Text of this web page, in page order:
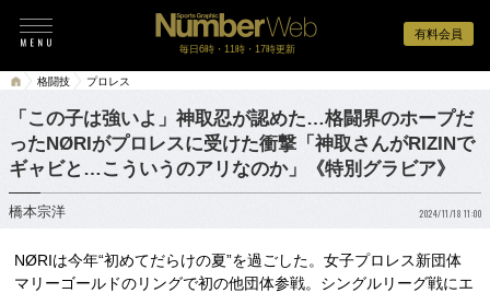
有料会員
毎日6時・11時・17時更新
格闘技 プロレス
「この子は強いよ」神取忍が認めた…格闘界のホープだ
ったNØRIがプロレスに受けた衝撃「神取さんがRIZINで
ギャビと…こういうのアリなのか」《特別グラビア》
橋本宗洋 2024/11/18 11:00
NØRIは今年“初めてだらけの夏”を過ごした。女子プロレス新団体
マリーゴールドのリングで初の他団体参戦。シングルリーグ戦にエ